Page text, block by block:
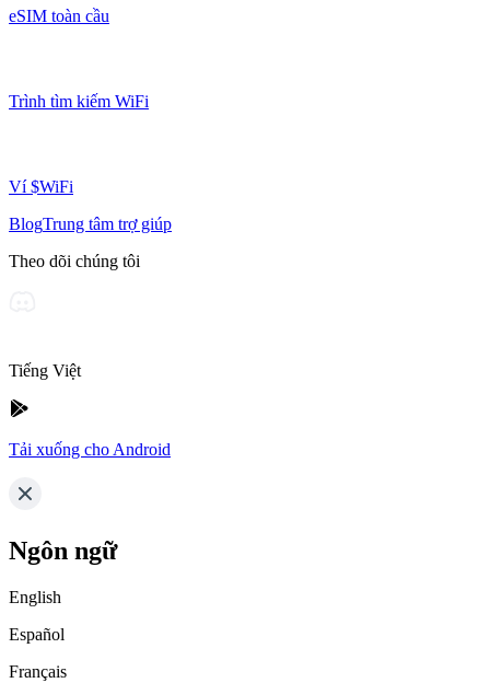
eSIM toàn cầu
Trình tìm kiếm WiFi
Ví $WiFi
BlogTrung tâm trợ giúp
Theo dõi chúng tôi
Tiếng Việt
Tải xuống cho Android
Ngôn ngữ
English
Español
Français